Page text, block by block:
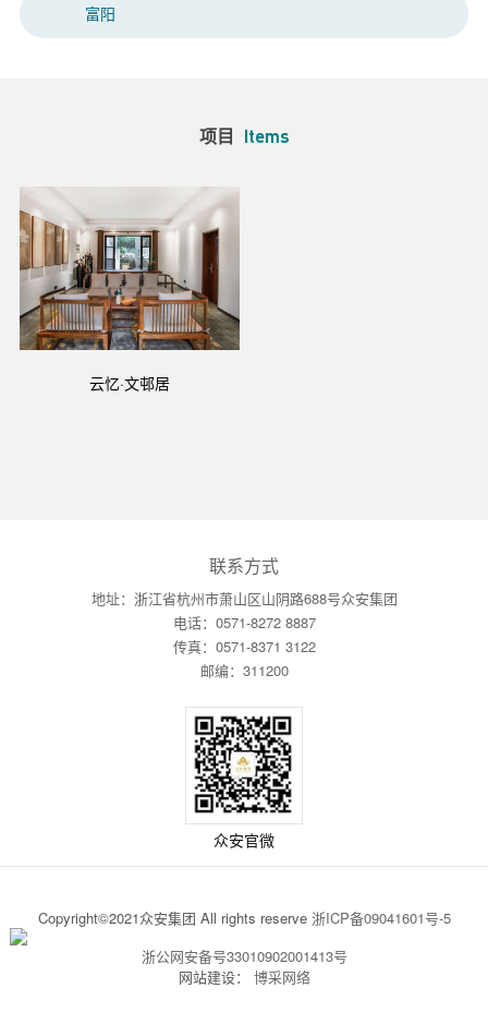
富阳
项目 Items
云忆·文邨居
联系方式
地址：浙江省杭州市萧山区山阴路688号众安集团
电话：0571-8272 8887
传真：0571-8371 3122
邮编：311200
众安官微
Copyright©2021众安集团 All rights reserve浙ICP备09041601号-5
浙公网安备号33010902001413号
网站建设：
博采网络